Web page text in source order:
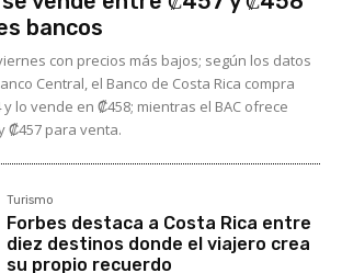
bancos
con precios más bajos; según los datos
Central, el Banco de Costa Rica compra
lo vende en ₡458; mientras el BAC ofrece
₡457 para venta.
Turismo
Forbes destaca a Costa Rica entre
diez destinos donde el viajero crea
su propio recuerdo